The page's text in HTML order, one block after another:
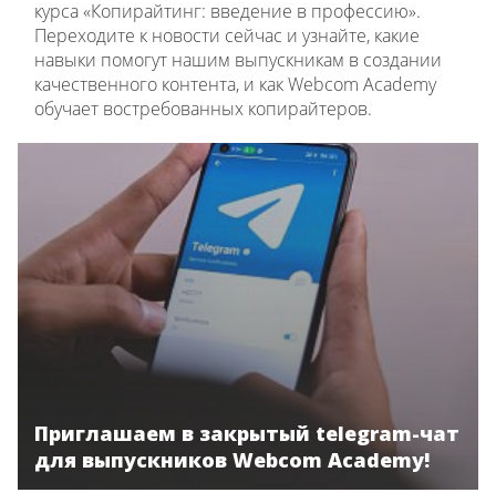
курса «Копирайтинг: введение в профессию».
Переходите к новости сейчас и узнайте, какие
навыки помогут нашим выпускникам в создании
качественного контента, и как Webcom Academy
обучает востребованных копирайтеров.
Приглашаем в закрытый telegram-чат
для выпускников Webcom Academy!